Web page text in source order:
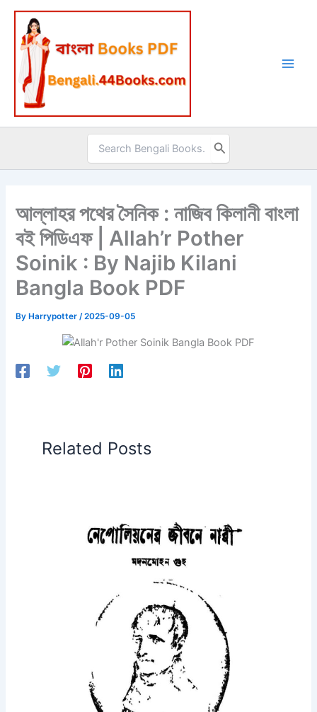
Skip
content
Search
for:
আল্লাহর পথের সৈনিক : নাজিব কিলানী বাংলা
বই পিডিএফ | Allah’r Pother
Soinik : By Najib Kilani
Bangla Book PDF
By Harrypotter/2025-09-05
Related Posts